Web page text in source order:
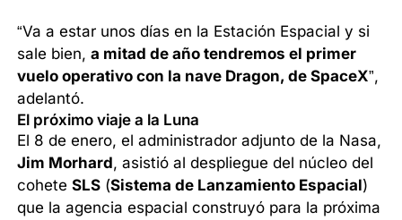
“Va a estar unos días en la Estación Espacial y si
sale bien,a mitad de año tendremos el primer
vuelo operativo con la nave Dragon, de SpaceX”,
adelantó.
El próximo viaje a la Luna
El 8 de enero, el administrador adjunto de la Nasa,
Jim Morhard, asistió al despliegue del núcleo del
coheteSLS (Sistema de Lanzamiento Espacial)
que la agencia espacial construyó para la próxima